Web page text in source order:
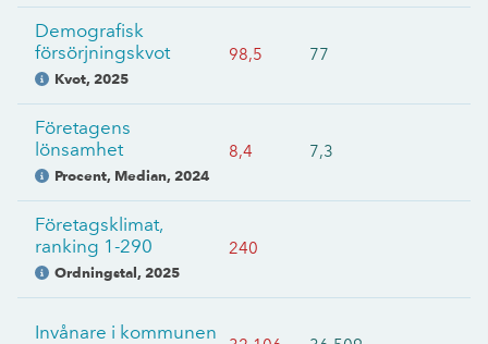
Demografisk
försörjningskvot
Kvot, 2025
98,5 77
Företagens
lönsamhet
Procent, Median, 2024
8,4 7,3
Företagsklimat,
ranking 1-290
Ordningstal, 2025
240
Invånare i kommunen